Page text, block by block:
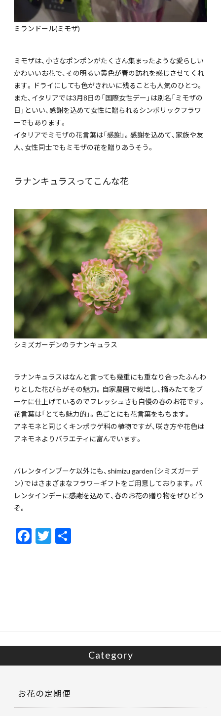
ミランドール(ミモザ)
ミモザは、小さなポンポンがたくさん集まったような愛らしい
かわいいお花で、その明るい黄色が春の訪れを感じさせてくれ
ます。ドライにしても色がきれいに残ることも人気のひとつ。
また、イタリアでは3月8日の「国際女性デー」は別名「ミモザの
日」といい、感謝を込めて女性に贈られるシンボリックフラワ
ーでもあります。
イタリアでミモザの花言葉は「感謝」。感謝を込めて、家族や友
人、女性同士でもミモザの花を贈りあうそう。
ラナンキュラスってこんな花
シミズガーデンのラナンキュラス
ラナンキュラスはなんと言っても幾重にも重なり合ったふんわ
りとした花びらがその魅力。自家農園で栽培し、摘みたてをブ
ーケに仕上げているのでフレッシュさも自慢の春のお花です。
花言葉は「とても魅力的」。色ごとにも花言葉をもちます。
アネモネと同じくキンポウゲ科の植物ですが、咲き方や花色は
アネモネよりバラエティに富んでいます。
バレンタインブーケ以外にも、shimizu garden（シミズガーデ
ン）ではさまざまなフラワーギフトをご用意しております。バ
レンタインデーに感謝を込めて、春のお花の贈り物をぜひどう
ぞ。
F
ac
T
w
Category
お花の定期便